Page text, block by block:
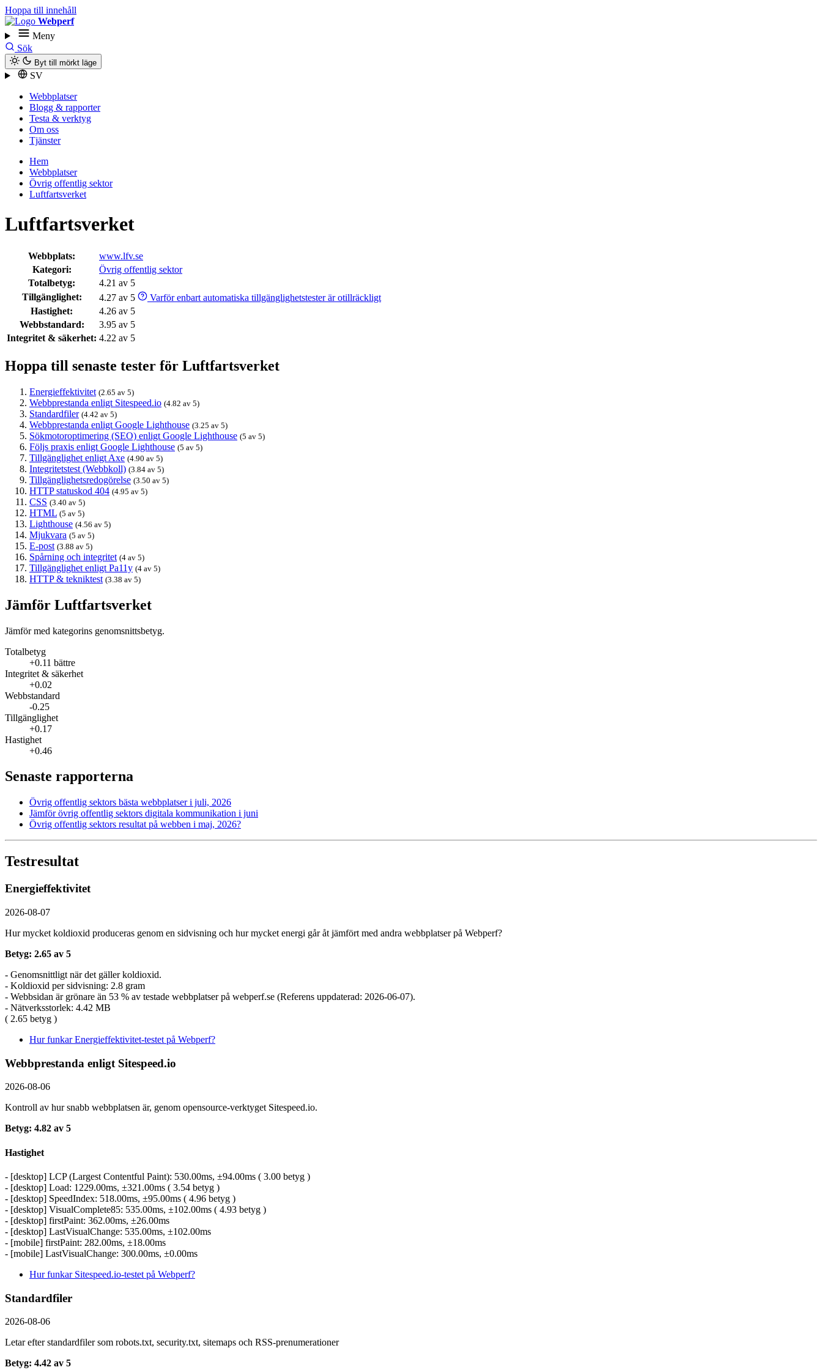
Hoppa till innehåll
Webperf
Meny
Sök
Byt till mörkt läge
SV
Webbplatser
Blogg & rapporter
Testa & verktyg
Om oss
Tjänster
Hem
Webbplatser
Övrig offentlig sektor
Luftfartsverket
Luftfartsverket
Webbplats:
www.lfv.se
Kategori:
Övrig offentlig sektor
Totalbetyg:
4.21 av 5
Tillgänglighet:
4.27 av 5
Varför enbart automatiska tillgänglighetstester är otillräckligt
Hastighet:
4.26 av 5
Webbstandard:
3.95 av 5
Integritet & säkerhet: 4.22 av 5
Hoppa till senaste tester för Luftfartsverket
Energieffektivitet (2.65 av 5)
Webbprestanda enligt Sitespeed.io (4.82 av 5)
Standardfiler (4.42 av 5)
Webbprestanda enligt Google Lighthouse (3.25 av 5)
Sökmotoroptimering (SEO) enligt Google Lighthouse (5 av 5)
Följs praxis enligt Google Lighthouse (5 av 5)
Tillgänglighet enligt Axe (4.90 av 5)
Integritetstest (Webbkoll) (3.84 av 5)
Tillgänglighetsredogörelse (3.50 av 5)
HTTP statuskod 404 (4.95 av 5)
CSS (3.40 av 5)
HTML (5 av 5)
Lighthouse (4.56 av 5)
Mjukvara (5 av 5)
E-post (3.88 av 5)
Spårning och integritet (4 av 5)
Tillgänglighet enligt Pa11y (4 av 5)
HTTP & tekniktest (3.38 av 5)
Jämför Luftfartsverket
Jämför med kategorins genomsnittsbetyg.
Totalbetyg
+0.11 bättre
Integritet & säkerhet
+0.02
Webbstandard
-0.25
Tillgänglighet
+0.17
Hastighet
+0.46
Senaste rapporterna
Övrig offentlig sektors bästa webbplatser i juli, 2026
Jämför övrig offentlig sektors digitala kommunikation i juni
Övrig offentlig sektors resultat på webben i maj, 2026?
Testresultat
Energieffektivitet
2026-08-07
Hur mycket koldioxid produceras genom en sidvisning och hur mycket energi går åt jämfört med andra webbplatser på Webperf?
Betyg: 2.65 av 5
- Genomsnittligt när det gäller koldioxid.
- Koldioxid per sidvisning: 2.8 gram
- Webbsidan är grönare än 53 % av testade webbplatser på webperf.se (Referens uppdaterad: 2026-06-07).
- Nätverksstorlek: 4.42 MB
( 2.65 betyg )
Hur funkar Energieffektivitet-testet på Webperf?
Webbprestanda enligt Sitespeed.io
2026-08-06
Kontroll av hur snabb webbplatsen är, genom opensource-verktyget Sitespeed.io.
Betyg: 4.82 av 5
Hastighet
- [desktop] LCP (Largest Contentful Paint): 530.00ms, ±94.00ms ( 3.00 betyg )
- [desktop] Load: 1229.00ms, ±321.00ms ( 3.54 betyg )
- [desktop] SpeedIndex: 518.00ms, ±95.00ms ( 4.96 betyg )
- [desktop] VisualComplete85: 535.00ms, ±102.00ms ( 4.93 betyg )
- [desktop] firstPaint: 362.00ms, ±26.00ms
- [desktop] LastVisualChange: 535.00ms, ±102.00ms
- [mobile] firstPaint: 282.00ms, ±18.00ms
- [mobile] LastVisualChange: 300.00ms, ±0.00ms
Hur funkar Sitespeed.io-testet på Webperf?
Standardfiler
2026-08-06
Letar efter standardfiler som robots.txt, security.txt, sitemaps och RSS-prenumerationer
Betyg: 4.42 av 5